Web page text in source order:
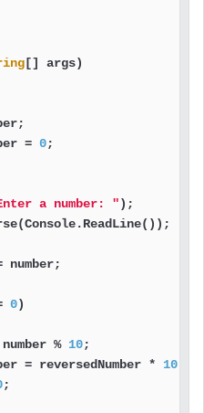
[] args)
= 0;
a number: ");
number;
0)
%
10;
= reversedNumber *
10
;